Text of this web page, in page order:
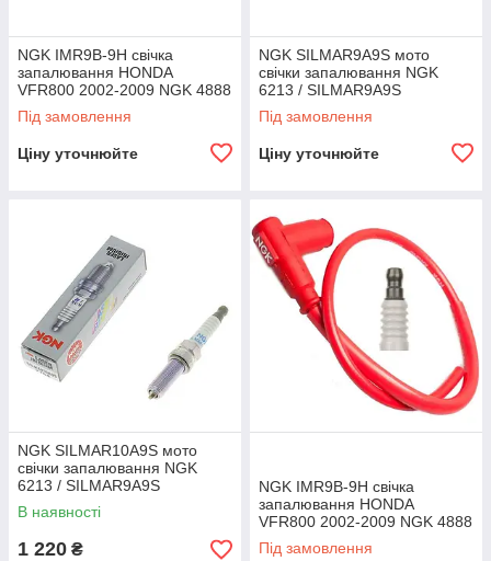
NGK IMR9B-9H свічка
запалювання HONDA
VFR800 2002-2009 NGK 4888
/ IMR9B-9H
Під замовлення
Ціну уточнюйте
NGK SILMAR9A9S мото
свічки запалювання NGK
6213 / SILMAR9A9S
Під замовлення
Ціну уточнюйте
NGK SILMAR10A9S мото
свічки запалювання NGK
6213 / SILMAR9A9S
В наявності
1 220 ₴
NGK IMR9B-9H свічка
запалювання HONDA
VFR800 2002-2009 NGK 4888
/ IMR9B-9H
Під замовлення